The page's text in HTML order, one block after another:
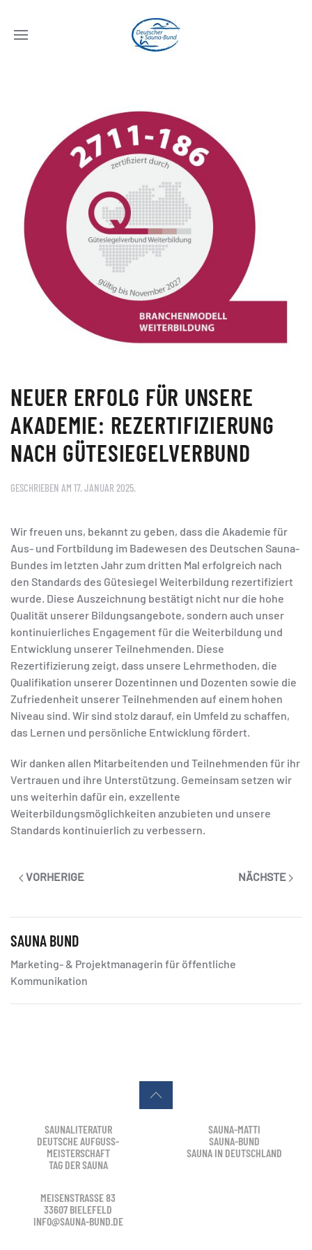
NEUER ERFOLG FÜR UNSERE
AKADEMIE: REZERTIFIZIERUNG
NACH GÜTESIEGELVERBUND
GESCHRIEBEN AM 17. JANUAR 2025.
Wir freuen uns, bekannt zu geben, dass die Akademie für
Aus- und Fortbildung im Badewesen des Deutschen Sauna-
Bundes im letzten Jahr zum dritten Mal erfolgreich nach
den Standards des Gütesiegel Weiterbildung rezertifiziert
wurde. Diese Auszeichnung bestätigt nicht nur die hohe
Qualität unserer Bildungsangebote, sondern auch unser
kontinuierliches Engagement für die Weiterbildung und
Entwicklung unserer Teilnehmenden. Diese
Rezertifizierung zeigt, dass unsere Lehrmethoden, die
Qualifikation unserer Dozentinnen und Dozenten sowie die
Zufriedenheit unserer Teilnehmenden auf einem hohen
Niveau sind. Wir sind stolz darauf, ein Umfeld zu schaffen,
das Lernen und persönliche Entwicklung fördert.
Wir danken allen Mitarbeitenden und Teilnehmenden für ihr
Vertrauen und ihre Unterstützung. Gemeinsam setzen wir
uns weiterhin dafür ein, exzellente
Weiterbildungsmöglichkeiten anzubieten und unsere
Standards kontinuierlich zu verbessern.
VORHERIGE NÄCHSTE
SAUNA BUND
Marketing- & Projektmanagerin für öffentliche
Kommunikation
SAUNALITERATUR
DEUTSCHE AUFGUSS-
MEISTERSCHAFT
TAG DER SAUNA
SAUNA-MATTI
SAUNA-BUND
SAUNA IN DEUTSCHLAND
MEISENSTRASSE 83
33607 BIELEFELD
INFO@SAUNA-BUND.DE